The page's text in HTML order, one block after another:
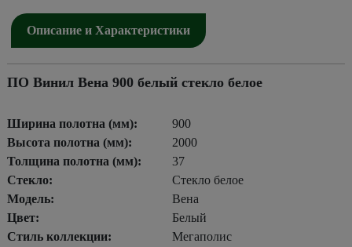
Описание и Характеристики
ПО Винил Вена 900 белый стекло белое
Ширина полотна (мм):
900
Высота полотна (мм):
2000
Толщина полотна (мм):
37
Стекло:
Стекло белое
Модель:
Вена
Цвет:
Белый
Стиль коллекции:
Мегаполис